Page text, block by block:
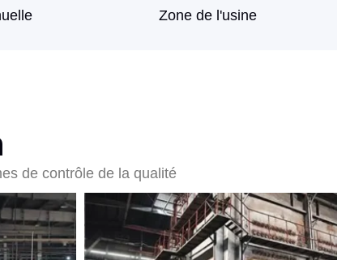
Zone de l'usine
de contrôle de la qualité